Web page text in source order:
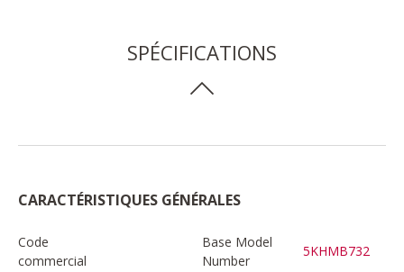
SPÉCIFICATIONS
CARACTÉRISTIQUES GÉNÉRALES
Code
commercial
Base Model
Number
5KHMB732